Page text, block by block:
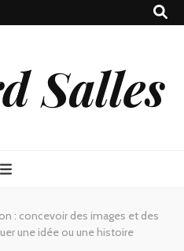
Salles
: concevoir des images et des
une idée ou une histoire